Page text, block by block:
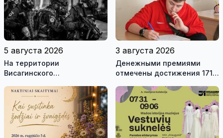
5 августа 2026
На территории
Висагинского
международные
антитеррористические
учения «Baltic Shadow»
3 августа 2026
Денежными премиями
отмечены достижения 171
трех педагогов